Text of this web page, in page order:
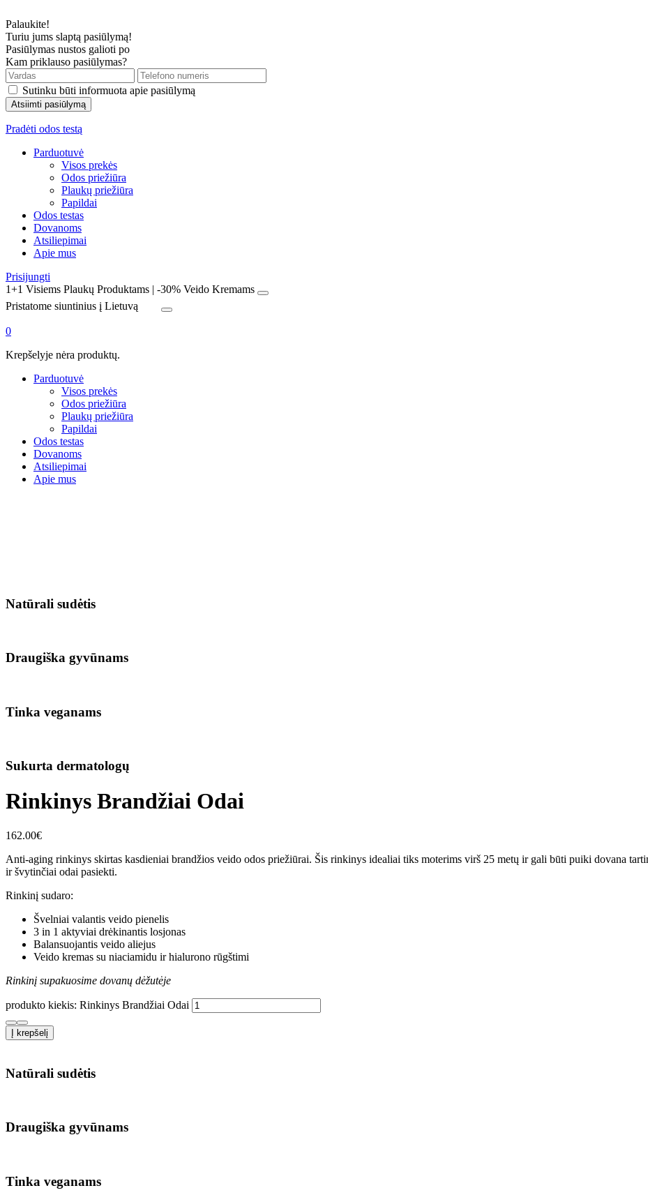
Palaukite!
Turiu jums slaptą pasiūlymą!
Pasiūlymas nustos galioti po
Kam priklauso pasiūlymas?
Sutinku būti informuota apie pasiūlymą
Pradėti odos testą
Parduotuvė
Visos prekės
Odos priežiūra
Plaukų priežiūra
Papildai
Odos testas
Dovanoms
Atsiliepimai
Apie mus
Prisijungti
1+1 Visiems Plaukų Produktams | -30% Veido Kremams
Pristatome siuntinius į Lietuvą
0
Krepšelyje nėra produktų.
Parduotuvė
Visos prekės
Odos priežiūra
Plaukų priežiūra
Papildai
Odos testas
Dovanoms
Atsiliepimai
Apie mus
Natūrali sudėtis
Draugiška gyvūnams
Tinka veganams
Sukurta dermatologų
Rinkinys Brandžiai Odai
162.00€
Anti-aging rinkinys skirtas kasdieniai brandžios veido odos priežiūrai. Šis rinkinys idealiai tiks moterims virš 25 metų ir gali būti puiki dovana
ir švytinčiai odai pasiekti.
Rinkinį sudaro:
Švelniai valantis veido pienelis
3 in 1 aktyviai drėkinantis losjonas
Balansuojantis veido aliejus
Veido kremas su niaciamidu ir hialurono rūgštimi
Rinkinį supakuosime dovanų dėžutėje
produkto kiekis: Rinkinys Brandžiai Odai
Į krepšelį
Natūrali sudėtis
Draugiška gyvūnams
Tinka veganams